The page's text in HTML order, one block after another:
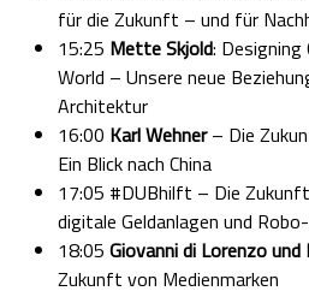
für die Zukunft – und für
15:25 Mette Skjold:
World – Unsere neue
Architektur
16:00 Karl Wehner– Die
Ein Blick nach China
17:05 #DUBhilft – Die
digitale Geldanlagen und
18:05 Giovanni di Lorenzo
Zukunft von Medienmarken